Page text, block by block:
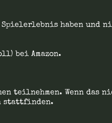
Spielerlebnis haben und
bei Amazon.
teilnehmen. Wenn das
stattfinden.